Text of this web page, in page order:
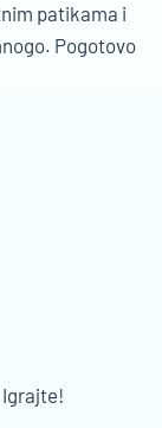
patikama i
Pogotovo